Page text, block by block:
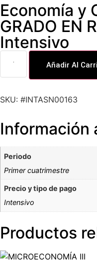
Economía y
GRADO EN
Intensivo
Añadir Al
SKU: #INTASN00163
Información
Periodo
Primer cuatrimestre
Precio y tipo de pago
Intensivo
Productos